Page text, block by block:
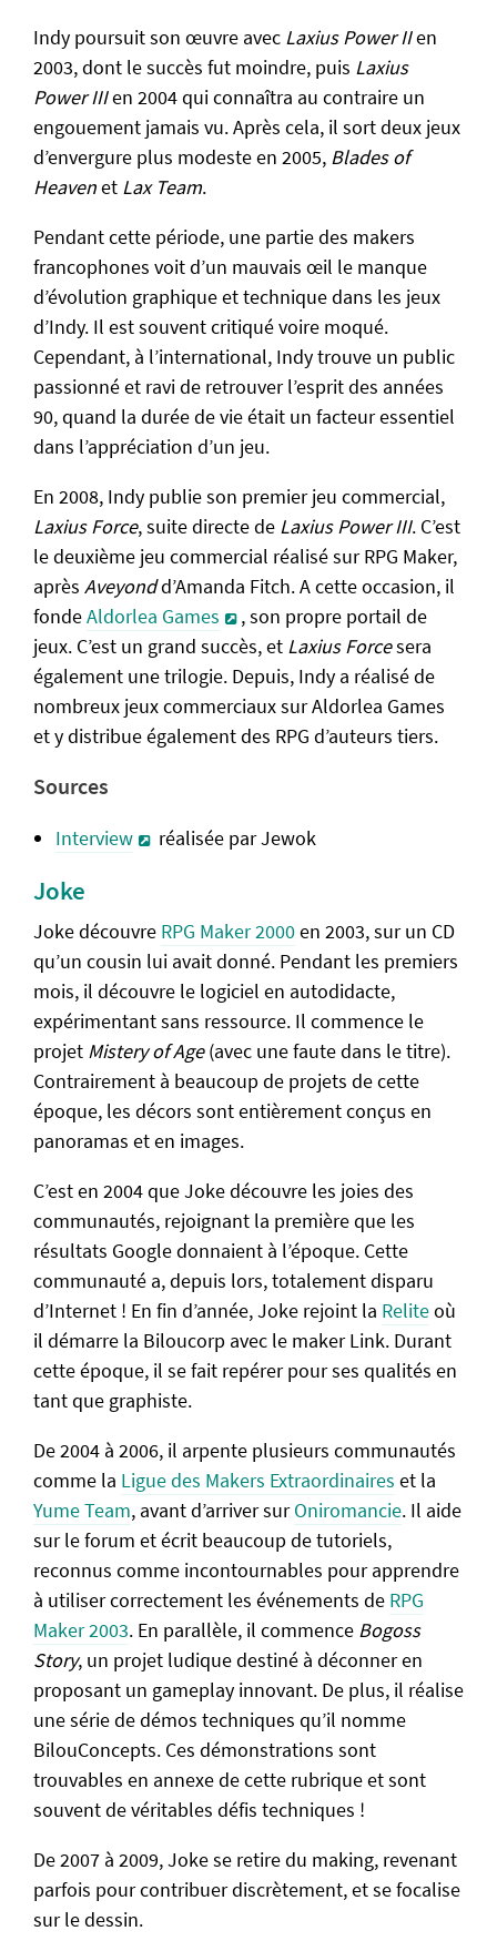
Jeux RPG Maker
Jams et concours
A propos du wiki
Contribuer
Informations légales
Code source
Indy poursuit son œuvre avec Laxius Power IIen
2003, dont le succès fut moindre, puis Laxius
Power IIIen 2004 qui connaîtra au contraire un
engouement jamais vu. Après cela, il sort deux jeux
d’envergure plus modeste en 2005, Blades of
Heavenet Lax Team.
Pendant cette période, une partie des makers
francophones voit d’un mauvais œil le manque
d’évolution graphique et technique dans les jeux
d’Indy. Il est souvent critiqué voire moqué.
Cependant, à l’international, Indy trouve un public
passionné et ravi de retrouver l’esprit des années
90, quand la durée de vie était un facteur essentiel
dans l’appréciation d’un jeu.
En 2008, Indy publie son premier jeu commercial,
Laxius Force, suite directe de Laxius Power III. C’est
le deuxième jeu commercial réalisé sur RPG Maker,
après Aveyondd’Amanda Fitch. A cette occasion, il
fondeAldorlea Games
, son propre portail de
jeux. C’est un grand succès, et Laxius Forcesera
également une trilogie. Depuis, Indy a réalisé de
nombreux jeux commerciaux sur Aldorlea Games
et y distribue également des RPG d’auteurs tiers.
Sources
Interview réalisée par Jewok
Joke
Joke découvre RPG Maker 2000en 2003, sur un CD
qu’un cousin lui avait donné. Pendant les premiers
mois, il découvre le logiciel en autodidacte,
expérimentant sans ressource. Il commence le
projet Mistery of Age(avec une faute dans le titre).
Contrairement à beaucoup de projets de cette
époque, les décors sont entièrement conçus en
panoramas et en images.
C’est en 2004 que Joke découvre les joies des
communautés, rejoignant la première que les
résultats Google donnaient à l’époque. Cette
communauté a, depuis lors, totalement disparu
d’Internet ! En fin d’année, Joke rejoint la Reliteoù
il démarre la Biloucorp avec le maker Link. Durant
cette époque, il se fait repérer pour ses qualités en
tant que graphiste.
De 2004 à 2006, il arpente plusieurs communautés
comme la Ligue des Makers Extraordinaires et la
Yume Team, avant d’arriver surOniromancie. Il aide
sur le forum et écrit beaucoup de tutoriels,
reconnus comme incontournables pour apprendre
à utiliser correctement les événements de RPG
Maker 2003. En parallèle, il commence Bogoss
Story, un projet ludique destiné à déconner en
proposant un gameplay innovant. De plus, il réalise
une série de démos techniques qu’il nomme
BilouConcepts. Ces démonstrations sont
trouvables en annexe de cette rubrique et sont
souvent de véritables défis techniques !
De 2007 à 2009, Joke se retire du making, revenant
parfois pour contribuer discrètement, et se focalise
sur le dessin.